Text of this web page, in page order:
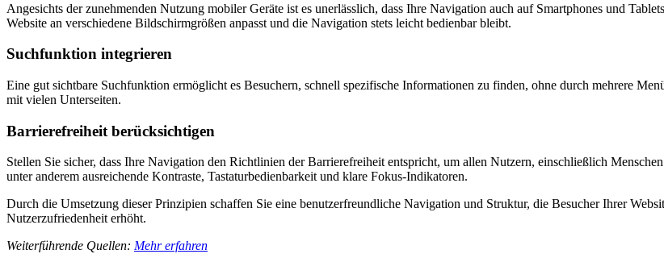
Angesichts der zunehmenden Nutzung mobiler Geräte ist es unerlässlich, dass Ihre Navigation auch auf Smartphones und
Website an verschiedene Bildschirmgrößen anpasst und die Navigation stets leicht bedienbar bleibt.
Suchfunktion integrieren
Eine gut sichtbare Suchfunktion ermöglicht es Besuchern, schnell spezifische Informationen zu finden, ohne durch mehrere
mit vielen Unterseiten.
Barrierefreiheit berücksichtigen
Stellen Sie sicher, dass Ihre Navigation den Richtlinien der Barrierefreiheit entspricht, um allen Nutzern, einschließlich
unter anderem ausreichende Kontraste, Tastaturbedienbarkeit und klare Fokus-Indikatoren.
Durch die Umsetzung dieser Prinzipien schaffen Sie eine benutzerfreundliche Navigation und Struktur, die Besucher Ihrer
Nutzerzufriedenheit erhöht.
Weiterführende Quellen: Mehr erfahren